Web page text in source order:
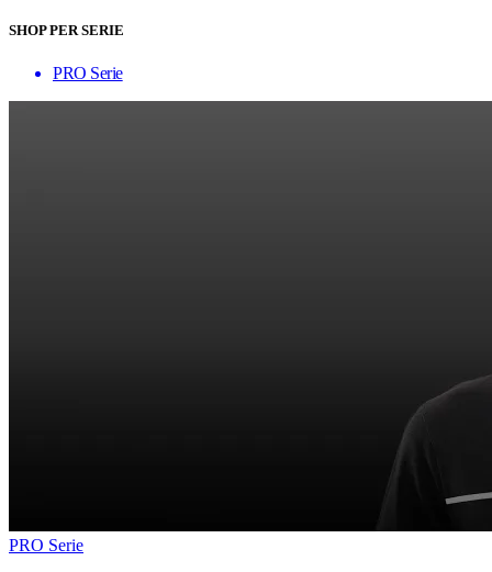
SHOP PER SERIE
PRO Serie
PRO Serie